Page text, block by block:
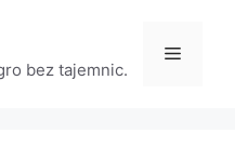
bez tajemnic.
Menu